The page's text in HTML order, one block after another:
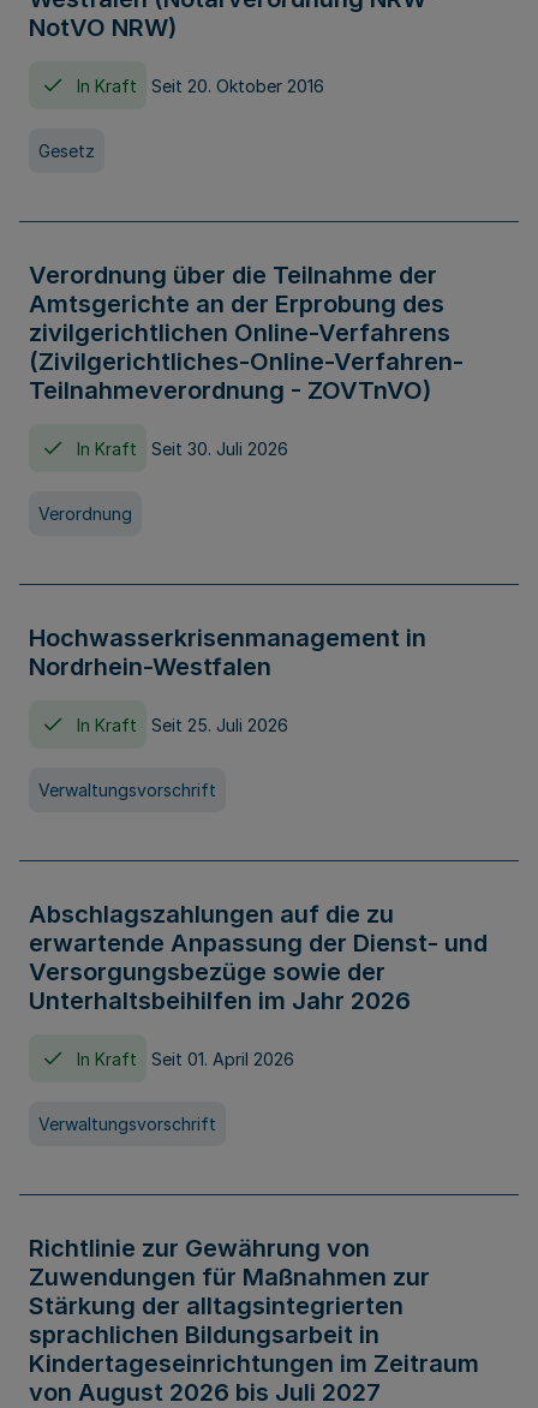
NotVO NRW)
In Kraft Seit 20. Oktober 2016
Gesetz
Verordnung über die Teilnahme der
Amtsgerichte an der Erprobung des
zivilgerichtlichen Online-Verfahrens
(Zivilgerichtliches-Online-Verfahren-
Teilnahmeverordnung - ZOVTnVO)
In Kraft Seit 30. Juli 2026
Verordnung
Hochwasserkrisenmanagement in
Nordrhein-Westfalen
In Kraft Seit 25. Juli 2026
Verwaltungsvorschrift
Abschlagszahlungen auf die zu
erwartende Anpassung der Dienst- und
Versorgungsbezüge sowie der
Unterhaltsbeihilfen im Jahr 2026
In Kraft Seit 01. April 2026
Verwaltungsvorschrift
Richtlinie zur Gewährung von
Zuwendungen für Maßnahmen zur
Stärkung der alltagsintegrierten
sprachlichen Bildungsarbeit in
Kindertageseinrichtungen im Zeitraum
von August 2026 bis Juli 2027